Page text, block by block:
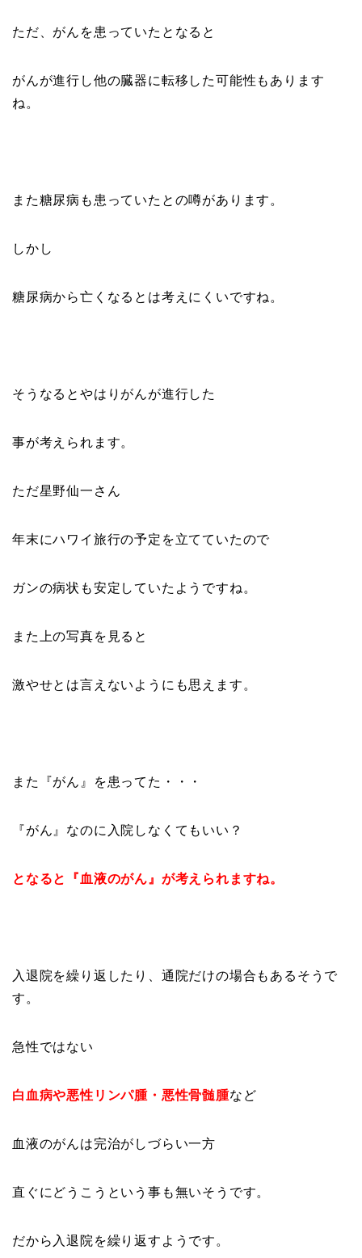
ただ、がんを患っていたとなると
がんが進行し他の臓器に転移した可能性もあります
ね。
また糖尿病も患っていたとの噂があります。
しかし
糖尿病から亡くなるとは考えにくいですね。
そうなるとやはりがんが進行した
事が考えられます。
ただ星野仙一さん
年末にハワイ旅行の予定を立てていたので
ガンの病状も安定していたようですね。
また上の写真を見ると
激やせとは言えないようにも思えます。
また『がん』を患ってた・・・
『がん』なのに入院しなくてもいい？
となると『血液のがん』が考えられますね。
入退院を繰り返したり、通院だけの場合もあるそうで
す。
急性ではない
白血病や悪性リンパ腫・悪性骨髄腫など
血液のがんは完治がしづらい一方
直ぐにどうこうという事も無いそうです。
だから入退院を繰り返すようです。